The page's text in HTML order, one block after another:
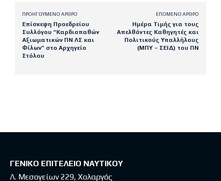
ΠΡΟΗΓΟΎΜΕΝΟ ΆΡΘΡΟ
Επίσκεψη Προεδρείου
Συλλόγου “Καρδιοπαθών
Αξιωματικών ΠΝ ΛΣ και
Φίλων” στο Αρχηγείο
Στόλου
ΕΠΌΜΕΝΟ ΆΡΘΡΟ
Ημέρα Τιμής για τους
Απελθόντες Καθηγητές και
Πολιτικούς Υπαλλήλους
(ΜΠΥ – ΣΕΙΔ) του ΠΝ
ΓΕΝΙΚΟ ΕΠΙΤΕΛΕΙΟ ΝΑΥΤΙΚΟΥ
Λ. Μεσογείων 229, Χολαργός